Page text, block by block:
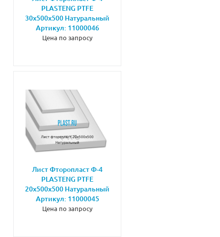
PLASTENG PTFE
30х500х500 Натуральный
Артикул: 11000046
Цена по запросу
Лист Фторопласт Ф-4
PLASTENG PTFE
20х500х500 Натуральный
Артикул: 11000045
Цена по запросу